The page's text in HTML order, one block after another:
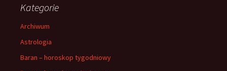
Kategorie
Archiwum
Astrologia
Baran – horoskop tygodniowy